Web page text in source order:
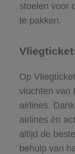
stoelen voor
te pakken.
Op
vluchten van
airlines.
airlines én
altijd de
behulp van